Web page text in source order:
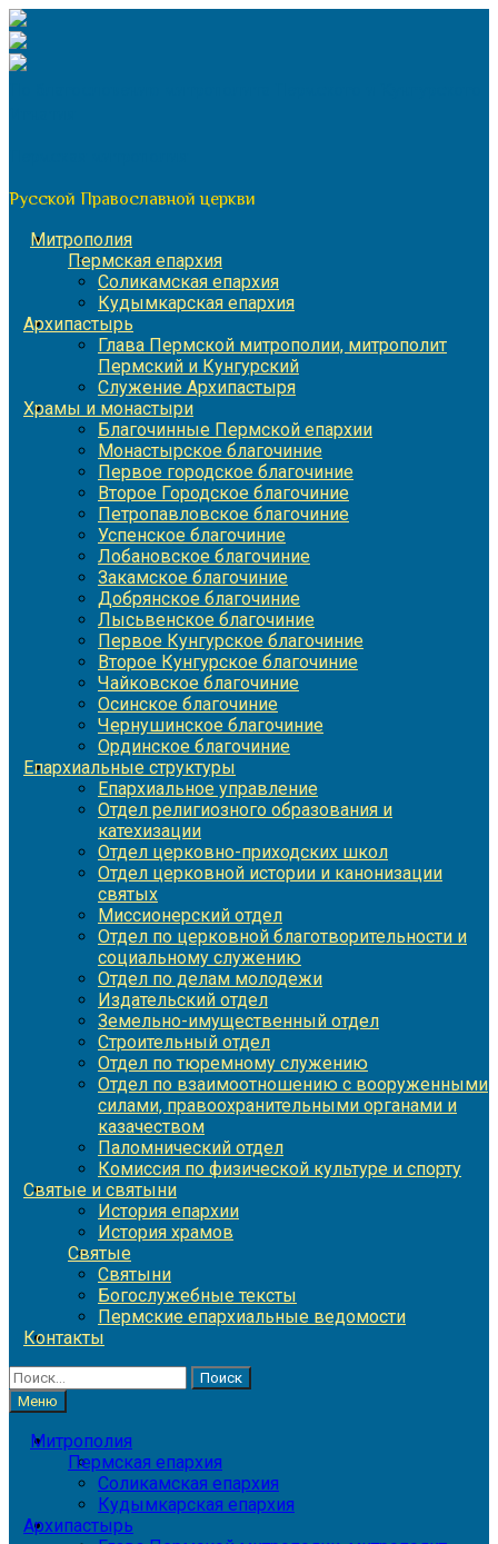
Перейти
к
содержимому
Русской Православной церкви
Митрополия
Пермская епархия
Соликамская епархия
Кудымкарская епархия
Архипастырь
Глава Пермской митрополии, митрополит
Пермский и Кунгурский
Служение Архипастыря
Храмы и монастыри
Благочинные Пермской епархии
Монастырское благочиние
Первое городское благочиние
Второе Городское благочиние
Петропавловское благочиние
Успенское благочиние
Лобановское благочиние
Закамское благочиние
Добрянское благочиние
Лысьвенское благочиние
Первое Кунгурское благочиние
Второе Кунгурское благочиние
Чайковское благочиние
Осинское благочиние
Чернушинское благочиние
Ординское благочиние
Епархиальные структуры
Епархиальное управление
Отдел религиозного образования и
катехизации
Отдел церковно-приходских школ
Отдел церковной истории и канонизации
святых
Миссионерский отдел
Отдел по церковной благотворительности и
социальному служению
Отдел по делам молодежи
Издательский отдел
Земельно-имущественный отдел
Строительный отдел
Отдел по тюремному служению
Отдел по взаимоотношению с вооруженными
силами, правоохранительными органами и
казачеством
Паломнический отдел
Комиссия по физической культуре и спорту
Святые и святыни
История епархии
История храмов
Святые
Святыни
Богослужебные тексты
Пермские епархиальные ведомости
Контакты
Найти:
Меню
Митрополия
Пермская епархия
Соликамская епархия
Кудымкарская епархия
Архипастырь